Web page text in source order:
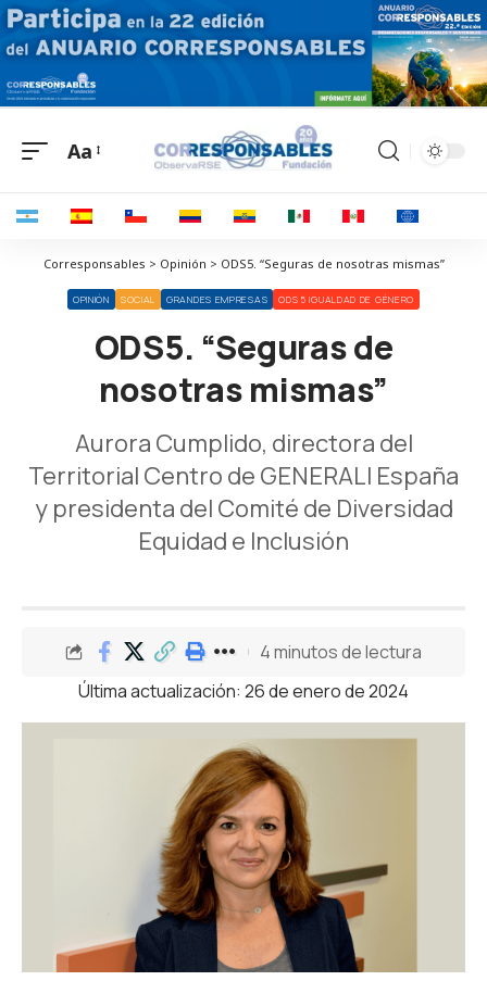
Aa
Corresponsables > Opinión > ODS5. “Seguras de nosotras mismas”
OPINIÓN SOCIAL GRANDES EMPRESAS ODS 5 IGUALDAD DE GÉNERO
ODS5. “Seguras de
nosotras mismas”
Aurora Cumplido, directora del
Territorial Centro de GENERALI España
y presidenta del Comité de Diversidad
Equidad e Inclusión
Última actualización: 26 de enero de 2024
4 minutos de lectura